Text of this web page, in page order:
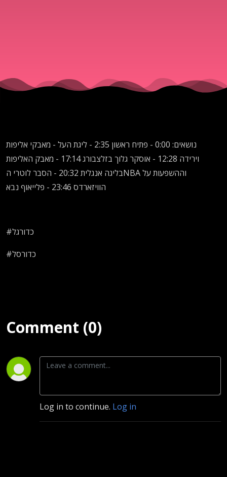
פרמיירליג,
חדר
הלבשה
נושאים: 0:00 - פתיח ראשון 2:35 - ליגת העל - מאבקי אליפות
וירידה 12:28 - אוסקר גלוך בזלצבורג 17:14 - מאבק האליפות
בליגה אנגלית 20:32 - הסבר לוטרי הNBA וההשפעות על
#כדורגל
#כדורסל
Comment (0)
Log in to continue. Log in